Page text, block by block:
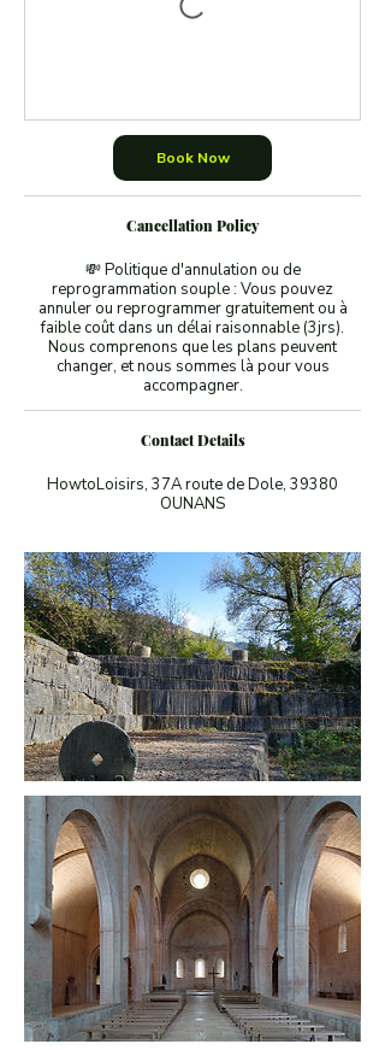
Book Now
Cancellation Policy
💸 Politique d'annulation ou de
reprogrammation souple : Vous pouvez
annuler ou reprogrammer gratuitement ou à
faible coût dans un délai raisonnable (3jrs).
Nous comprenons que les plans peuvent
changer, et nous sommes là pour vous
accompagner.
Contact Details
HowtoLoisirs, 37A route de Dole, 39380
OUNANS